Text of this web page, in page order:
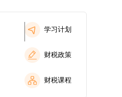
学习计划
财税政策
财税课程